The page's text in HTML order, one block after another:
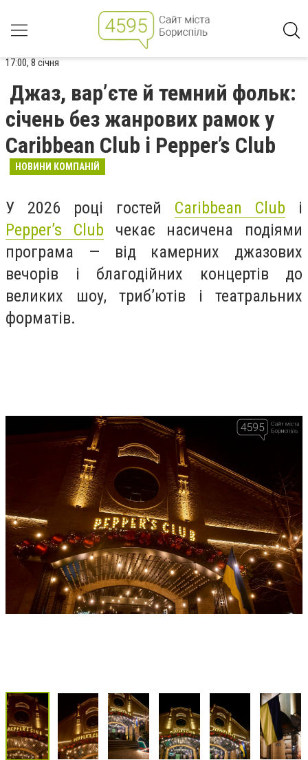
17:00, 8 січня
Джаз, вар’єте й темний фольк:
січень без жанрових рамок у
Caribbean Club і Pepper’s Club
НОВИНИ КОМПАНІЙ
У 2026 році гостей Caribbean Club і
Pepper’s Club чекає насичена подіями
програма — від камерних джазових
вечорів і благодійних концертів до
великих шоу, триб’ютів і театральних
форматів.